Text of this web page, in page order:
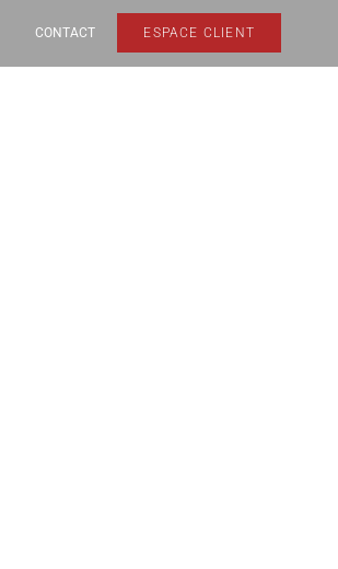
CONTACT ESPACE CLIENT